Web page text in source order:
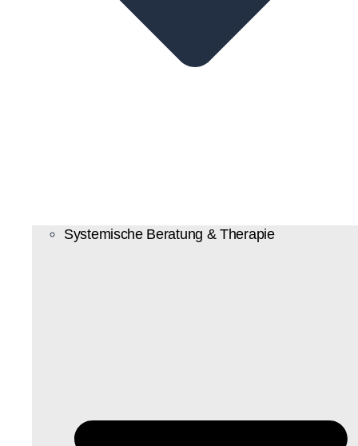
Systemische Beratung & Therapie